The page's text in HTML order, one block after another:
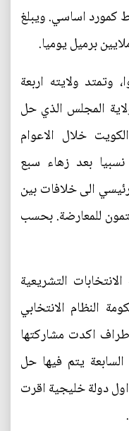
كمورد اساسي. ويبلغ
برميل يوميا.
الامة من 50 عضوا، وتمتد ولايته اربعة
المجلس الذي حل
وعرفت الكويت خلال الاعوام
نسبيا بعد زهاء سبع
الى خلافات بين
للمعارضة. بحسب
التشريعية
النظام الانتخابي
اكدت مشاركتها
السابعة يتم فيها حل
دولة خليجية اقرت